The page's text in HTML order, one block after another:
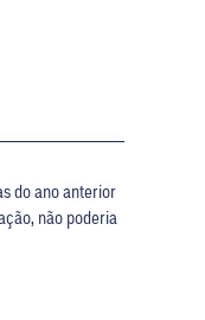
do ano anterior
não poderia